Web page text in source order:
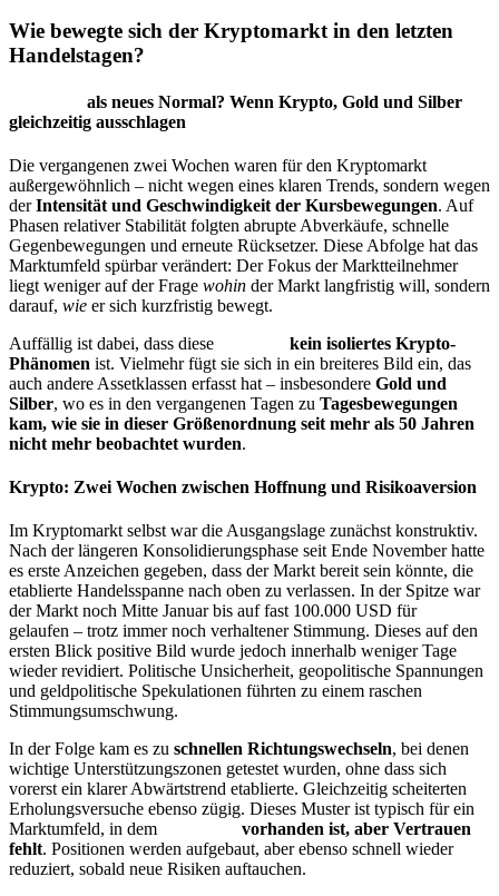
Wie bewegte sich der Kryptomarkt in den letzten
Handelstagen?
als neues Normal? Wenn Krypto, Gold und Silber
gleichzeitig ausschlagen
Die vergangenen zwei Wochen waren für den Kryptomarkt
außergewöhnlich – nicht wegen eines klaren Trends, sondern wegen
derIntensität und Geschwindigkeit der Kursbewegungen. Auf
Phasen relativer Stabilität folgten abrupte Abverkäufe, schnelle
Gegenbewegungen und erneute Rücksetzer. Diese Abfolge hat das
Marktumfeld spürbar verändert: Der Fokus der Marktteilnehmer
liegt weniger auf der Frage wohin der Markt langfristig will, sondern
darauf, wie er sich kurzfristig bewegt.
Auffällig ist dabei, dass diese
kein isoliertes Krypto-
Phänomen ist. Vielmehr fügt sie sich in ein breiteres Bild ein, das
auch andere Assetklassen erfasst hat – insbesondere Gold und
Silber, wo es in den vergangenen Tagen zu Tagesbewegungen
kam, wie sie in dieser Größenordnung seit mehr als 50 Jahren
nicht mehr beobachtet wurden.
Krypto: Zwei Wochen zwischen Hoffnung und Risikoaversion
Im Kryptomarkt selbst war die Ausgangslage zunächst konstruktiv.
Nach der längeren Konsolidierungsphase seit Ende November hatte
es erste Anzeichen gegeben, dass der Markt bereit sein könnte, die
etablierte Handelsspanne nach oben zu verlassen. In der Spitze war
der Markt noch Mitte Januar bis auf fast 100.000 USD für
gelaufen – trotz immer noch verhaltener Stimmung. Dieses auf den
ersten Blick positive Bild wurde jedoch innerhalb weniger Tage
wieder revidiert. Politische Unsicherheit, geopolitische Spannungen
und geldpolitische Spekulationen führten zu einem raschen
Stimmungsumschwung.
In der Folge kam es zu schnellen Richtungswechseln, bei denen
wichtige Unterstützungszonen getestet wurden, ohne dass sich
vorerst ein klarer Abwärtstrend etablierte. Gleichzeitig scheiterten
Erholungsversuche ebenso zügig. Dieses Muster ist typisch für ein
Marktumfeld, in dem
vorhanden ist, aber Vertrauen
fehlt. Positionen werden aufgebaut, aber ebenso schnell wieder
reduziert, sobald neue Risiken auftauchen.